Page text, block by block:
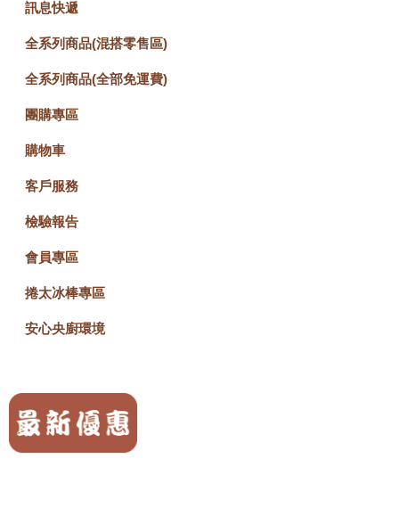
訊息快遞
全系列商品(混搭零售區)
全系列商品(全部免運費)
團購專區
購物車
客戶服務
檢驗報告
會員專區
捲太冰棒專區
安心央廚環境